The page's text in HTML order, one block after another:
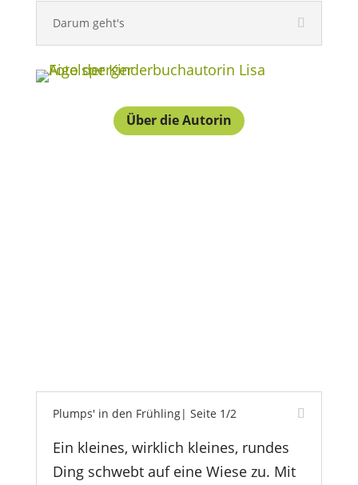
Darum geht's
Über die Autorin
Plumps' in den Frühling| Seite 1/2
Ein kleines, wirklich kleines, rundes
Ding schwebt auf eine Wiese zu. Mit